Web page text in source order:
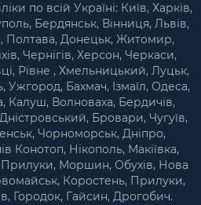
по всій Україні: Київ, Харків,
Бердянськ, Вінниця, Львів,
Полтава, Донецьк, Житомир,
Чернігів, Херсон, Черкаси,
Рівне , Хмельницький, Луцьк,
Ужгород, Бахмач, Ізмаїл, Одеса,
Калуш, Волноваха, Бердичів,
Бровари, Чугуїв,
Чорноморськ, Дніпро,
Конотоп, Нікополь, Макіївка,
Моршин, Обухів, Нова
Коростень, Прилуки,
Городок, Гайсин, Дрогобич.